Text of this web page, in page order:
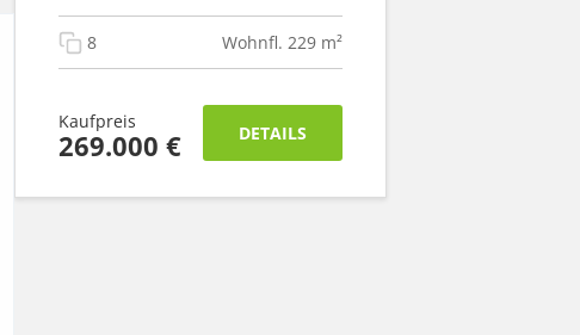
8 Wohnfl. 229 m²
Kaufpreis
269.000 € DETAILS